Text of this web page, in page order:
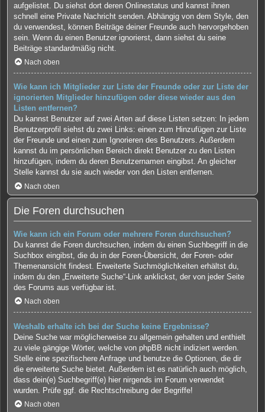
aufgelistet. Du siehst dort deren Onlinestatus und kannst ihnen
schnell eine Private Nachricht senden. Abhängig von dem Style, den
du verwendest, können Beiträge deiner Freunde auch hervorgehoben
sein. Wenn du einen Benutzer ignorierst, dann siehst du seine
Beiträge standardmäßig nicht.
Nach oben
Wie kann ich Mitglieder zur Liste der Freunde oder zur Liste der
ignorierten Mitglieder hinzufügen oder diese wieder aus den
Listen entfernen?
Du kannst Benutzer auf zwei Arten auf diese Listen setzen: In jedem
Benutzerprofil siehst du zwei Links: einen zum Hinzufügen zur Liste
der Freunde und einen zum Ignorieren des Benutzers. Außerdem
kannst du im persönlichen Bereich direkt Benutzer zu den Listen
hinzufügen, indem du deren Benutzernamen eingibst. An gleicher
Stelle kannst du sie auch wieder von den Listen entfernen.
Nach oben
Die Foren durchsuchen
Wie kann ich ein Forum oder mehrere Foren durchsuchen?
Du kannst die Foren durchsuchen, indem du einen Suchbegriff in die
Suchbox eingibst, die du in der Foren-Übersicht, der Foren- oder
Themenansicht findest. Erweiterte Suchmöglichkeiten erhältst du,
indem du den „Erweiterte Suche“-Link anklickst, der von jeder Seite
des Forums aus verfügbar ist.
Nach oben
Weshalb erhalte ich bei der Suche keine Ergebnisse?
Deine Suche war möglicherweise zu allgemein gehalten und enthielt
zu viele gängige Wörter, welche von phpBB nicht indiziert werden.
Stelle eine spezifischere Anfrage und benutze die Optionen, die dir
die erweiterte Suche bietet. Außerdem ist es natürlich auch möglich,
dass dein(e) Suchbegriff(e) hier nirgends im Forum verwendet
wurden. Prüfe ggf. die Rechtschreibung der Begriffe!
Nach oben